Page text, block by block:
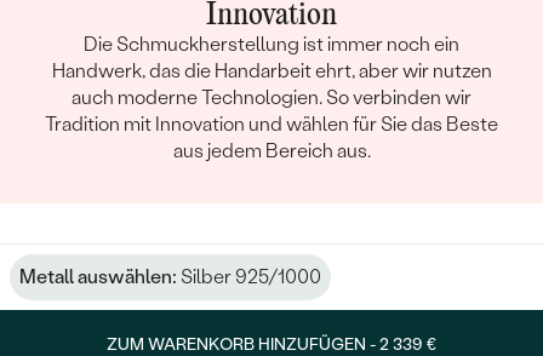
Innovation
Die Schmuckherstellung ist immer noch ein
Handwerk, das die Handarbeit ehrt, aber wir nutzen
auch moderne Technologien. So verbinden wir
Tradition mit Innovation und wählen für Sie das Beste
aus jedem Bereich aus.
Metall auswählen: Silber 925/1000
ZUM WARENKORB HINZUFÜGEN -2 339 €